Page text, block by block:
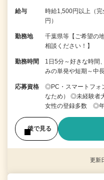
給与
時給1,500円以上（
円）
勤務地
千葉県等【ご希望の
相談ください！】
勤務時間
1日5分～好きな時間
みの単発や短期～中
応募資格
◎PC・スマートフォ
なため） ◎未経験者
女性の登録多数 ◎
後で見る
更新